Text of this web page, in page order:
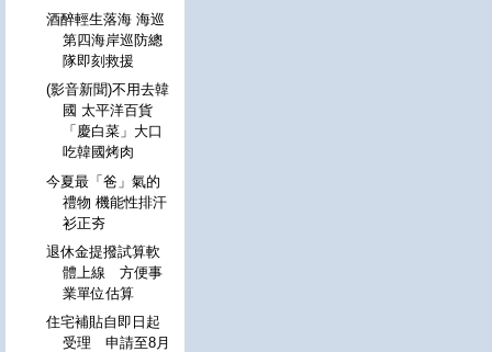
酒醉輕生落海 海巡
第四海岸巡防總
隊即刻救援
(影音新聞)不用去韓
國 太平洋百貨
「慶白菜」大口
吃韓國烤肉
今夏最「爸」氣的
禮物 機能性排汗
衫正夯
退休金提撥試算軟
體上線 方便事
業單位估算
住宅補貼自即日起
受理 申請至8月